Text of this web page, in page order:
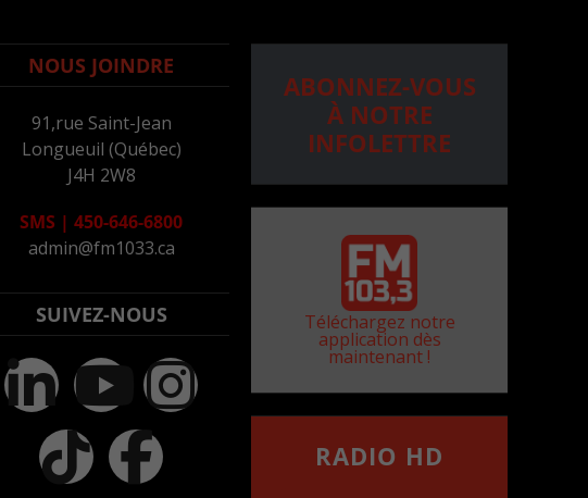
NOUS JOINDRE
91,rue Saint-Jean
Longueuil (Québec)
J4H 2W8
SMS | 450-646-6800
admin@fm1033.ca
SUIVEZ-NOUS
ABONNEZ-VOUS
À NOTRE
INFOLETTRE
Téléchargez notre
application dès
maintenant !
RADIO HD